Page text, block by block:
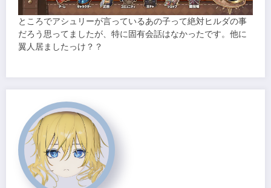
ところでアシュリーが言っているあの子って絶対ヒルダの事
だろう思ってましたが、特に固有会話はなかったです。他に
翼人居ましたっけ？？